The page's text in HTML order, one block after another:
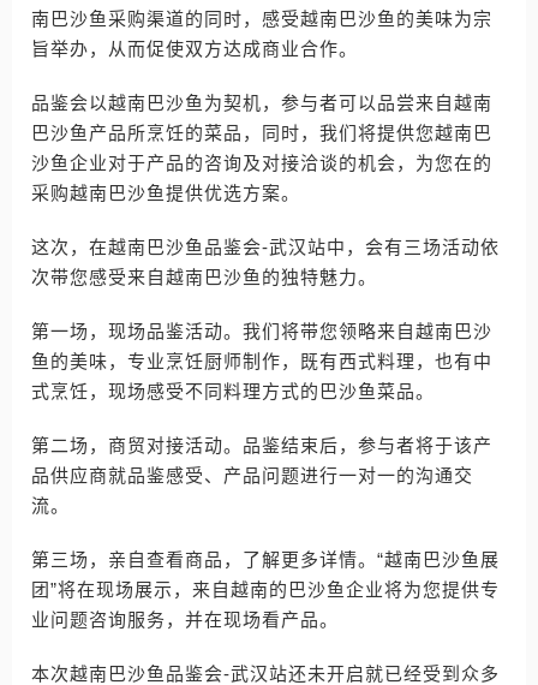
南巴沙鱼采购渠道的同时，感受越南巴沙鱼的美味为宗
旨举办，从而促使双方达成商业合作。
品鉴会以越南巴沙鱼为契机，参与者可以品尝来自越南
巴沙鱼产品所烹饪的菜品，同时，我们将提供您越南巴
沙鱼企业对于产品的咨询及对接洽谈的机会，为您在的
采购越南巴沙鱼提供优选方案。
这次，在越南巴沙鱼品鉴会-武汉站中，会有三场活动依
次带您感受来自越南巴沙鱼的独特魅力。
第一场，现场品鉴活动。我们将带您领略来自越南巴沙
鱼的美味，专业烹饪厨师制作，既有西式料理，也有中
式烹饪，现场感受不同料理方式的巴沙鱼菜品。
第二场，商贸对接活动。品鉴结束后，参与者将于该产
品供应商就品鉴感受、产品问题进行一对一的沟通交
流。
第三场，亲自查看商品，了解更多详情。“越南巴沙鱼展
团”将在现场展示，来自越南的巴沙鱼企业将为您提供专
业问题咨询服务，并在现场看产品。
本次越南巴沙鱼品鉴会-武汉站还未开启就已经受到众多